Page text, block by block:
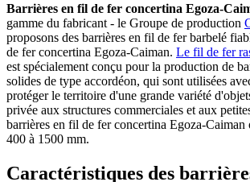
Barrières en fil de fer concertina Egoza-
gamme du fabricant - le Groupe de production
proposons des barrières en fil de fer barbelé
de fer concertina Egoza-Caiman. Le fil de fer
est spécialement conçu pour la production de
solides de type accordéon, qui sont utilisées
protéger le territoire d'une grande variété
privée aux structures commerciales et aux
barrières en fil de fer concertina Egoza-Caiman
400 à 1500 mm.
Caractéristiques des